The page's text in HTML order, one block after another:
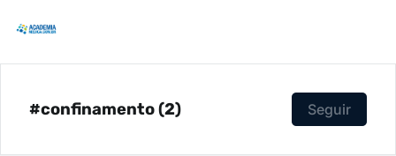
#confinamento (2) Seguir